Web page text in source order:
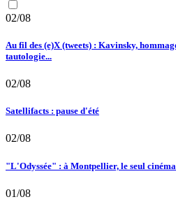
02/08
Au fil des (e)X (tweets) : Kavinsky,
tautologie...
02/08
Satellifacts : pause d'été
02/08
"L'Odyssée" : à Montpellier, le seul
01/08